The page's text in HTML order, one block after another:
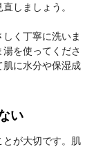
しましょう。
く丁寧に洗いま
を使ってくださ
肌に水分や保湿成
い
とが大切です。肌